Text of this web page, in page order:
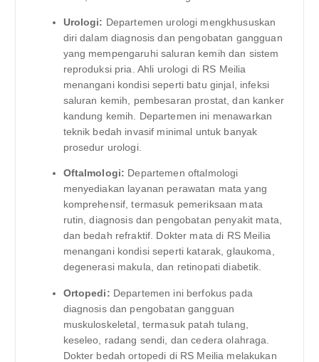
Urologi: Departemen urologi mengkhususkan
diri dalam diagnosis dan pengobatan gangguan
yang mempengaruhi saluran kemih dan sistem
reproduksi pria. Ahli urologi di RS Meilia
menangani kondisi seperti batu ginjal, infeksi
saluran kemih, pembesaran prostat, dan kanker
kandung kemih. Departemen ini menawarkan
teknik bedah invasif minimal untuk banyak
prosedur urologi.
Oftalmologi: Departemen oftalmologi
menyediakan layanan perawatan mata yang
komprehensif, termasuk pemeriksaan mata
rutin, diagnosis dan pengobatan penyakit mata,
dan bedah refraktif. Dokter mata di RS Meilia
menangani kondisi seperti katarak, glaukoma,
degenerasi makula, dan retinopati diabetik.
Ortopedi: Departemen ini berfokus pada
diagnosis dan pengobatan gangguan
muskuloskeletal, termasuk patah tulang,
keseleo, radang sendi, dan cedera olahraga.
Dokter bedah ortopedi di RS Meilia melakukan